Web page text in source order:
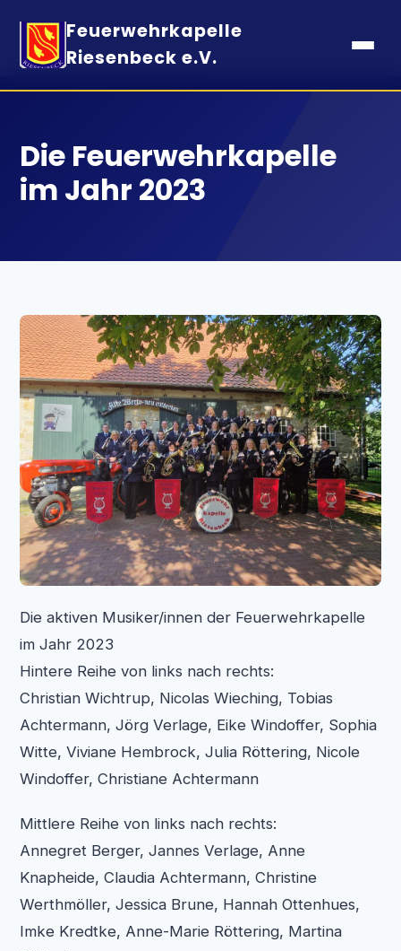
Feuerwehrkapelle
Riesenbeck e.V.
Die Feuerwehrkapelle
im Jahr 2023
Die aktiven Musiker/innen der Feuerwehrkapelle
im Jahr 2023
Hintere Reihe von links nach rechts:
Christian Wichtrup, Nicolas Wieching, Tobias
Achtermann, Jörg Verlage, Eike Windoffer, Sophia
Witte, Viviane Hembrock, Julia Röttering, Nicole
Windoffer, Christiane Achtermann
Mittlere Reihe von links nach rechts:
Annegret Berger, Jannes Verlage, Anne
Knapheide, Claudia Achtermann, Christine
Werthmöller, Jessica Brune, Hannah Ottenhues,
Imke Kredtke, Anne-Marie Röttering, Martina